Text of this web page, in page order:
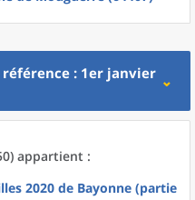
référence : 1er janvier
appartient :
2020 de Bayonne (partie